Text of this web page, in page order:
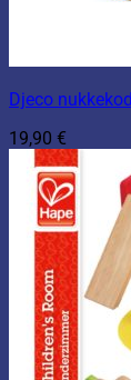
Djeco
19,90 €